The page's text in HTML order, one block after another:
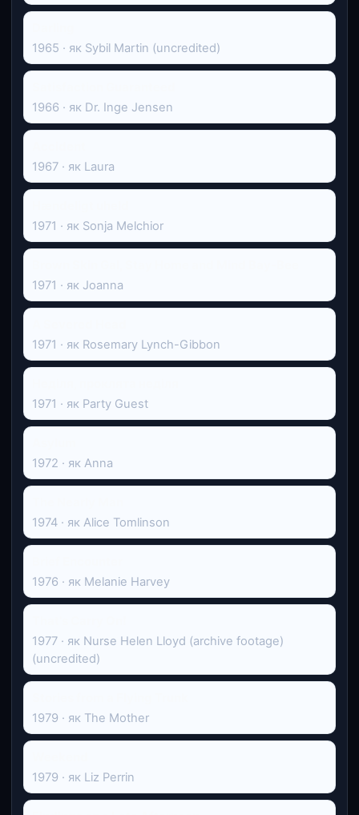
1965 · як Sybil Martin (uncredited)
1966 · як Dr. Inge Jensen
1967 · як Laura
1971 · як Sonja Melchior
1971 · як Joanna
1971 · як Rosemary Lynch-Gibbon
1971 · як Party Guest
1972 · як Anna
1974 · як Alice Tomlinson
1976 · як Melanie Harvey
1977 · як Nurse Helen Lloyd (archive footage)
(uncredited)
1979 · як The Mother
1979 · як Liz Perrin